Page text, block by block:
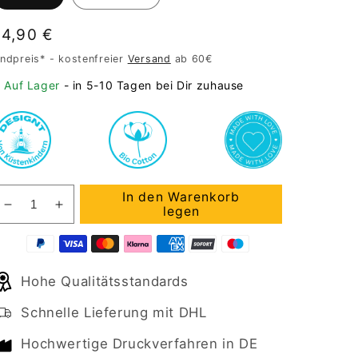
€
- kostenfreier Versand ab 60€
Auf Lager - in 5-10 Tagen bei Dir zuhause
Verringere
die
Menge
Emaille
Klein
Erhöhe
die
Menge
Emaille
Klein
In den Warenkorb
legen
Hohe Qualitätsstandards
Schnelle Lieferung mit DHL
Hochwertige Druckverfahren in DE